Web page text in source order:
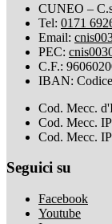
CUNEO –
Tel: 0171
Email:
PEC:
C.F.:
IBAN:
Cod. Mecc.
Cod. Mecc.
Cod. Mecc.
Seguici su
Facebook
Youtube